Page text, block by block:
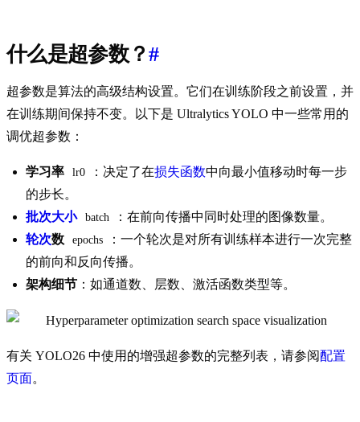
什么是超参数？#
超参数是算法的高级结构设置。它们在训练阶段之前设置，并
在训练期间保持不变。以下是 Ultralytics YOLO 中一些常用的
调优超参数：
学习率 lr0 ：决定了在损失函数中向最小值移动时每一步
的步长。
批次大小
batch
：在前向传播中同时处理的图像数量。
轮次数 epochs
：一个轮次是对所有训练样本进行一次完整
的前向和反向传播。
架构细节 ：如通道数、层数、激活函数类型等。
有关 YOLO26 中使用的增强超参数的完整列表，请参阅配置
页面。